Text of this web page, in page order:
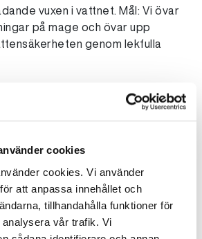
cookies
cookies. Vi använder
att anpassa innehållet och
tillhandahålla funktioner för
vår trafik. Vi
vuxen i vattnet. Mål: Vi övar
på mage och övar upp
genom lekfulla
år - Solvändan